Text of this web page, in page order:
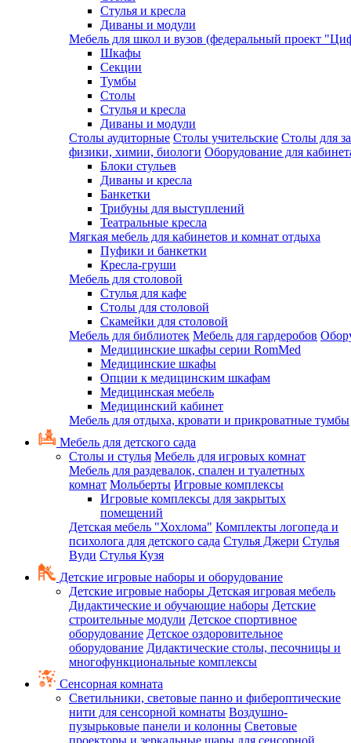
Стулья и кресла
Диваны и модули
Мебель для школ и вузов (федеральный проект
Шкафы
Секции
Тумбы
Столы
Стулья и кресла
Диваны и модули
Столы аудиторные Столы учительские Столы для
физики, химии, биологи Оборудование для
Блоки стульев
Диваны и кресла
Банкетки
Трибуны для выступлений
Театральные кресла
Мягкая мебель для кабинетов и комнат отдыха
Пуфики и банкетки
Кресла-груши
Мебель для столовой
Cтулья для кафе
Cтолы для столовой
Скамейки для столовой
Мебель для библиотек Мебель для гардеробов
Медицинские шкафы серии RomMed
Медицинские шкафы
Опции к медицинским шкафам
Медицинская мебель
Медицинский кабинет
Мебель для отдыха, кровати и прикроватные тумбы
Мебель для детского сада
Столы и стулья Мебель для игровых комнат
Мебель для раздевалок, спален и туалетных
комнат Мольберты Игровые комплексы
Игровые комплексы для закрытых
помещений
Детская мебель "Хохлома" Комплекты логопеда и
психолога для детского сада Стулья Джери Стулья
Вуди Стулья Кузя
Детские игровые наборы и оборудование
Детские игровые наборы Детская игровая мебель
Дидактические и обучающие наборы Детские
строительные модули Детское спортивное
оборудование Детское оздоровительное
оборудование Дидактические столы, песочницы и
многофункциональные комплексы
Сенсорная комната
Светильники, световые панно и фибероптические
нити для сенсорной комнаты Воздушно-
пузырьковые панели и колонны Световые
проекторы и зеркальные шары для сенсорной